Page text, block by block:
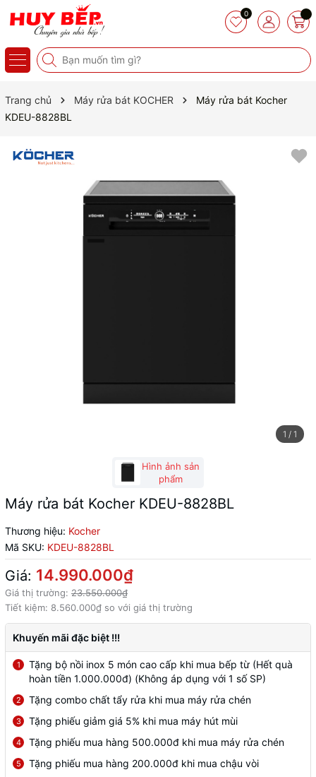
0
Trang chủ Máy rửa bát KOCHER
Máy rửa bát Kocher
KDEU-8828BL
1 / 1
Hình ảnh sản
phẩm
Máy rửa bát Kocher KDEU-8828BL
Thương hiệu: Kocher
Mã SKU: KDEU-8828BL
Giá: 14.990.000₫
Giá thị trường: 23.550.000₫
Tiết kiệm: 8.560.000₫ so với giá thị trường
Khuyến mãi đặc biệt !!!
1
Tặng bộ nồi inox 5 món cao cấp khi mua bếp từ (Hết quà
hoàn tiền 1.000.000đ) (Không áp dụng với 1 số SP)
2 Tặng combo chất tẩy rửa khi mua máy rửa chén
3 Tặng phiếu giảm giá 5% khi mua máy hút mùi
4 Tặng phiếu mua hàng 500.000đ khi mua máy rửa chén
5 Tặng phiếu mua hàng 200.000đ khi mua chậu vòi